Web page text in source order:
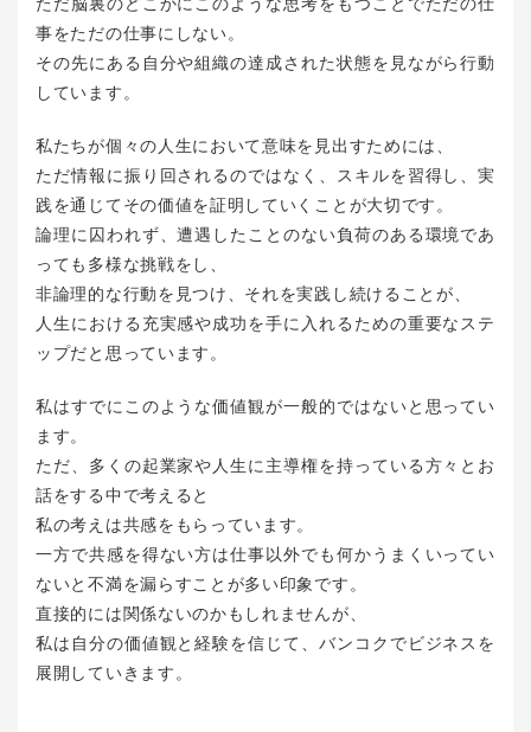
ただ脳裏のどこかにこのような思考をもつことでただの仕
事をただの仕事にしない。
その先にある自分や組織の達成された状態を見ながら行動
しています。
私たちが個々の人生において意味を見出すためには、
ただ情報に振り回されるのではなく、スキルを習得し、実
践を通じてその価値を証明していくことが大切です。
論理に囚われず、遭遇したことのない負荷のある環境であ
っても多様な挑戦をし、
非論理的な行動を見つけ、それを実践し続けることが、
人生における充実感や成功を手に入れるための重要なステ
ップだと思っています。
私はすでにこのような価値観が一般的ではないと思ってい
ます。
ただ、多くの起業家や人生に主導権を持っている方々とお
話をする中で考えると
私の考えは共感をもらっています。
一方で共感を得ない方は仕事以外でも何かうまくいってい
ないと不満を漏らすことが多い印象です。
直接的には関係ないのかもしれませんが、
私は自分の価値観と経験を信じて、バンコクでビジネスを
展開していきます。